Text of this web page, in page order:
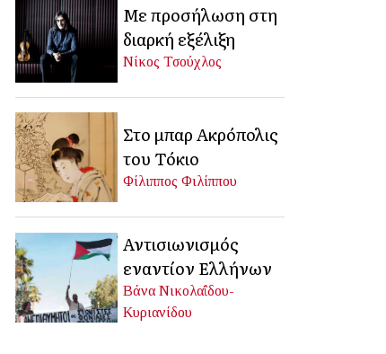
Με προσήλωση στη
διαρκή εξέλιξη
Νίκος Τσούχλος
Στο μπαρ Ακρόπολις
του Τόκιο
Φίλιππος Φιλίππου
Αντισιωνισμός
εναντίον Ελλήνων
Βάνα Νικολαΐδου-
Κυριανίδου